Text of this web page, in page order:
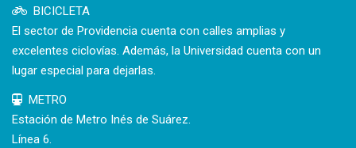
BICICLETA
El sector de Providencia cuenta con calles amplias y
excelentes ciclovías. Además, la Universidad cuenta con un
lugar especial para dejarlas.
METRO
Estación de Metro Inés de Suárez.
Línea 6.